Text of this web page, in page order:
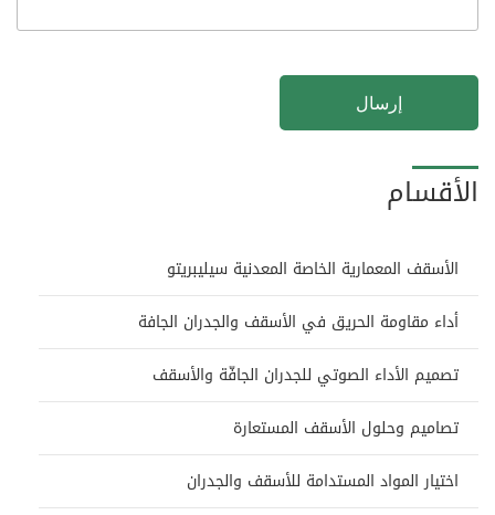
إرسال
الأقسام
الأسقف المعمارية الخاصة المعدنية سيليبريتو
أداء مقاومة الحريق في الأسقف والجدران الجافة
تصميم الأداء الصوتي للجدران الجافّة والأسقف
تصاميم وحلول الأسقف المستعارة
اختيار المواد المستدامة للأسقف والجدران